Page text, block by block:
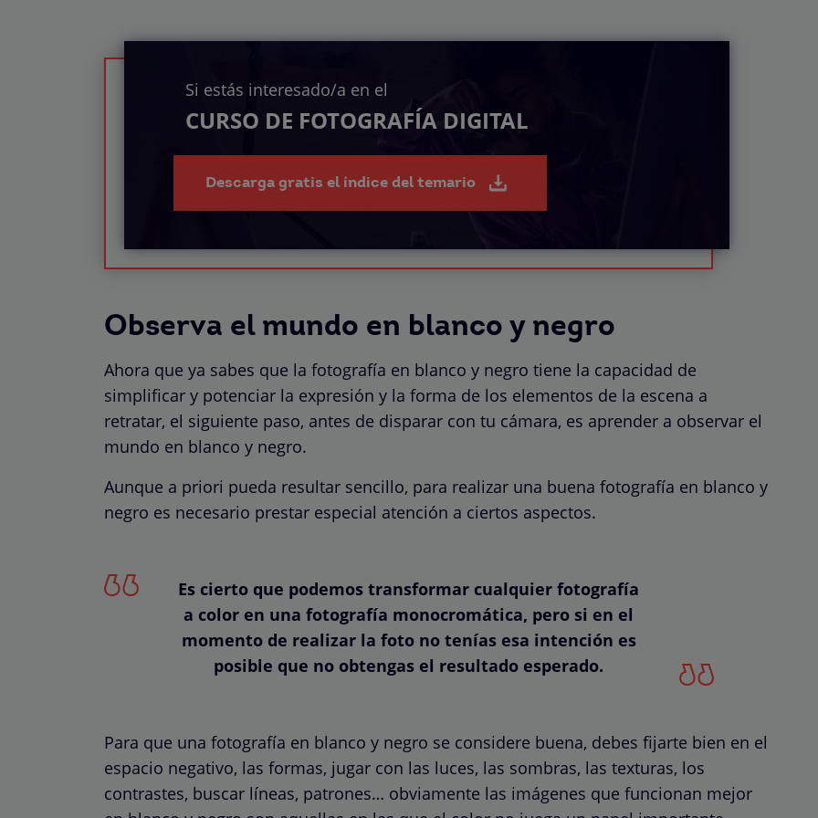
Si estás interesado/a en el
CURSO DE FOTOGRAFÍA DIGITAL
Descarga gratis el índice del temario
Observa el mundo en blanco y negro
Ahora que ya sabes que la fotografía en blanco y negro tiene la capacidad de
simplificar y potenciar la expresión y la forma de los elementos de la escena a
retratar, el siguiente paso, antes de disparar con tu cámara, es aprender a observar el
mundo en blanco y negro.
Aunque a priori pueda resultar sencillo, para realizar una buena fotografía en blanco y
negro es necesario prestar especial atención a ciertos aspectos.
Es cierto que podemos transformar cualquier fotografía
a color en una fotografía monocromática, pero si en el
momento de realizar la foto no tenías esa intención es
posible que no obtengas el resultado esperado.
Para que una fotografía en blanco y negro se considere buena, debes fijarte bien en el
espacio negativo, las formas, jugar con las luces, las sombras, las texturas, los
contrastes, buscar líneas, patrones… obviamente las imágenes que funcionan mejor